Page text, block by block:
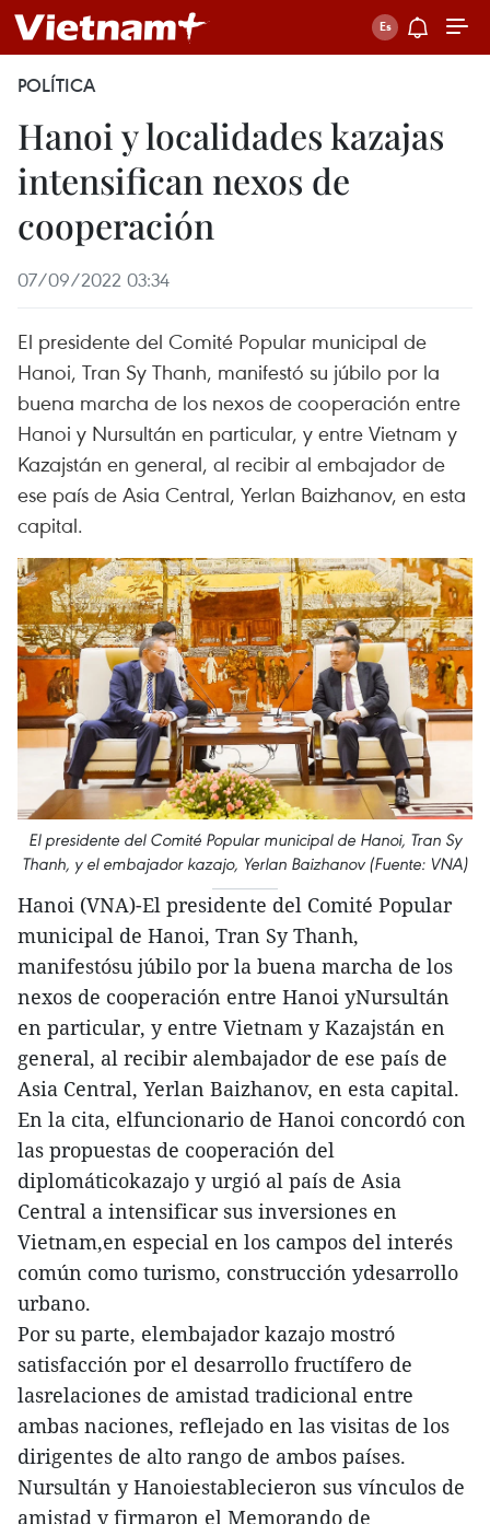
POLÍTICA
Hanoi y localidades kazajas
intensifican nexos de
cooperación
07/09/2022 03:34
El presidente del Comité Popular municipal de
Hanoi, Tran Sy Thanh, manifestó su júbilo por la
buena marcha de los nexos de cooperación entre
Hanoi y Nursultán en particular, y entre Vietnam y
Kazajstán en general, al recibir al embajador de
ese país de Asia Central, Yerlan Baizhanov, en esta
capital.
El presidente del Comité Popular municipal de Hanoi, Tran Sy
Thanh, y el embajador kazajo, Yerlan Baizhanov (Fuente: VNA)
Hanoi (VNA)-El presidente del Comité Popular
municipal de Hanoi, Tran Sy Thanh,
manifestósu júbilo por la buena marcha de los
nexos de cooperación entre Hanoi yNursultán
en particular, y entre Vietnam y Kazajstán en
general, al recibir alembajador de ese país de
Asia Central, Yerlan Baizhanov, en esta capital.
En la cita, elfuncionario de Hanoi concordó con
las propuestas de cooperación del
diplomáticokazajo y urgió al país de Asia
Central a intensificar sus inversiones en
Vietnam,en especial en los campos del interés
común como turismo, construcción ydesarrollo
urbano.
Por su parte, elembajador kazajo mostró
satisfacción por el desarrollo fructífero de
lasrelaciones de amistad tradicional entre
ambas naciones, reflejado en las visitas de los
dirigentes de alto rango de ambos países.
Nursultán y Hanoiestablecieron sus vínculos de
amistad y firmaron el Memorando de